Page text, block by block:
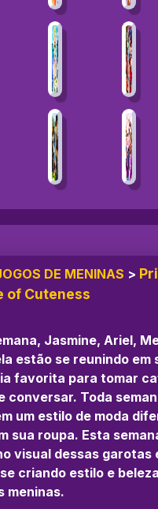
DE MENINAS >
of Cuteness
Jasmine, Ariel,
estão se reunindo em
favorita para tomar
conversar. Toda
um estilo de moda
sua roupa. Esta
visual dessas garotas
criando estilo e
meninas.